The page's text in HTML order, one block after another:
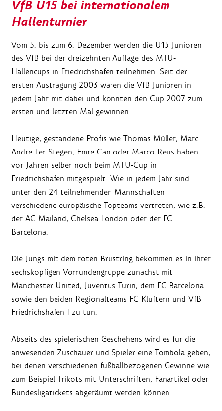
VfB U15 bei internationalem
Hallenturnier
Vom 5. bis zum 6. Dezember werden die U15 Junioren
des VfB bei der dreizehnten Auflage des MTU-
Hallencups in Friedrichshafen teilnehmen. Seit der
ersten Austragung 2003 waren die VfB Junioren in
jedem Jahr mit dabei und konnten den Cup 2007 zum
ersten und letzten Mal gewinnen.
Heutige, gestandene Profis wie Thomas Müller, Marc-
Andre Ter Stegen, Emre Can oder Marco Reus haben
vor Jahren selber noch beim MTU-Cup in
Friedrichshafen mitgespielt. Wie in jedem Jahr sind
unter den 24 teilnehmenden Mannschaften
verschiedene europäische Topteams vertreten, wie z.B.
der AC Mailand, Chelsea London oder der FC
Barcelona.
Die Jungs mit dem roten Brustring bekommen es in ihrer
sechsköpfigen Vorrundengruppe zunächst mit
Manchester United, Juventus Turin, dem FC Barcelona
sowie den beiden Regionalteams FC Kluftern und VfB
Friedrichshafen I zu tun.
Abseits des spielerischen Geschehens wird es für die
anwesenden Zuschauer und Spieler eine Tombola geben,
bei denen verschiedenen fußballbezogenen Gewinne wie
zum Beispiel Trikots mit Unterschriften, Fanartikel oder
Bundesligatickets abgeräumt werden können.